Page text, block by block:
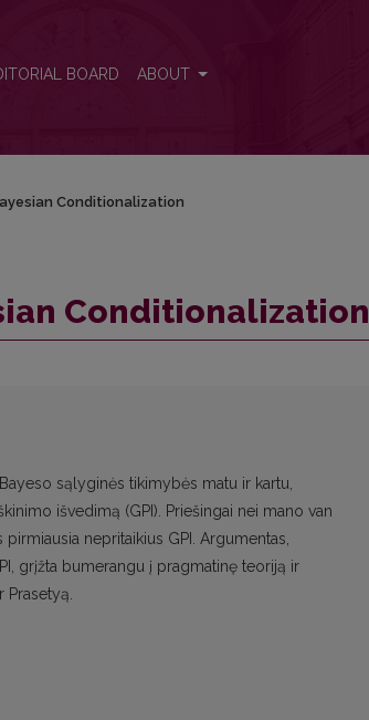
BOARD ABOUT
Conditionalization
Conditionalization
sąlyginės tikimybės matu ir kartu,
išvedimą (GPI). Priešingai nei mano van
nepritaikius GPI. Argumentas,
grįžta bumerangu į pragmatinę teoriją ir
Prasetyą.